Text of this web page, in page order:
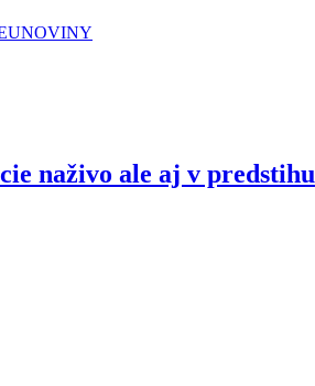
naživo ale aj v predstihu